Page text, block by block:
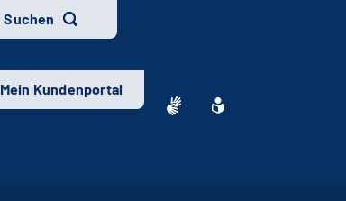
Suchen
Mein Kundenportal